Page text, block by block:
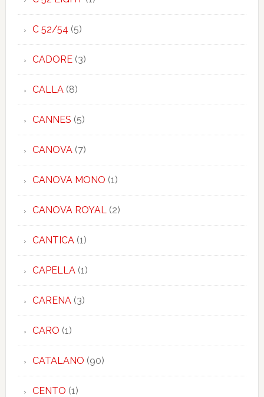
C 52/54 (5)
CADORE(3)
CALLA(8)
CANNES (5)
CANOVA(7)
CANOVA MONO (1)
CANOVA ROYAL(2)
CANTICA(1)
CAPELLA(1)
CARENA(3)
CARO (1)
CATALANO (90)
CENTO (1)